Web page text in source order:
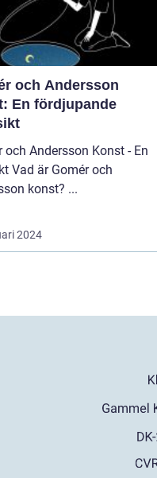
och Andersson
En fördjupande
och Andersson Konst - En
och
Andersson konst? ...
2024